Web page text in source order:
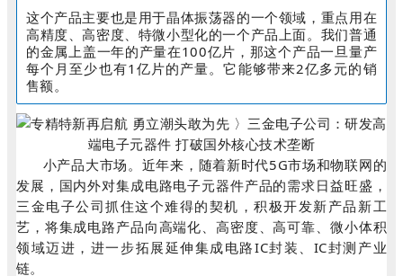
这个产品主要也是用于晶体振荡器的一个领域，重点用在
高精度、高密度、特微小型化的一个产品上面。我们普通
的金属上盖一年的产量在100亿片，那这个产品一旦量产
每个月至少也有1亿片的产量。它能够带来2亿多元的销
售额。
小产品大市场。近年来，随着新时代5G市场和物联网的
发展，国内外对集成电路电子元器件产品的需求日益旺盛，
三金电子公司抓住这个难得的契机，积极开发新产品新工
艺，将集成电路产品向高端化、高密度、高可靠、微小体积
领域迈进，进一步拓展延伸集成电路IC封装、IC封测产业
链。